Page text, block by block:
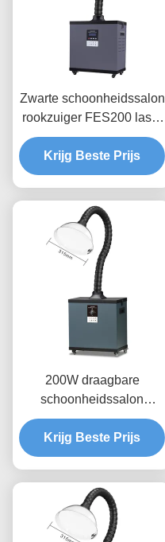
Zwarte schoonheidssalon
rookzuiger FES200 laser
rookreiniger voor
moxibustie nagel haar
salon
Krijg Beste Prijs
200W draagbare
schoonheidssalon
rookzuiger met laag
geluid voor nagel- en
wimperdiensten
Krijg Beste Prijs